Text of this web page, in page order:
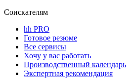
Соискателям
hh PRO
Готовое резюме
Все сервисы
Хочу у вас работать
Производственный календарь
Экспертная рекомендация